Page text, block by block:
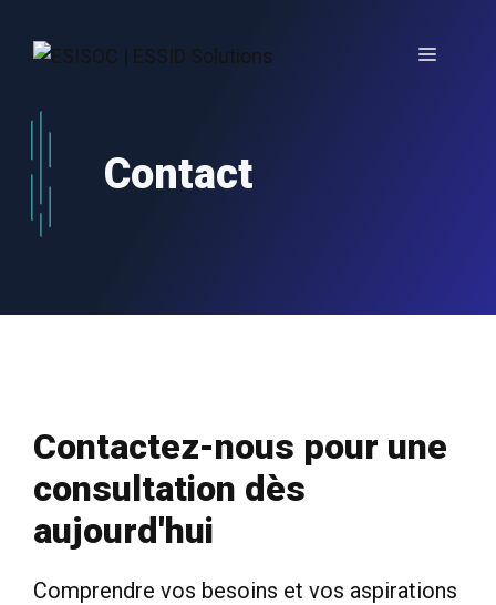
Menu
Contact
Contactez-nous pour une
consultation dès
aujourd'hui
Comprendre vos besoins et vos aspirations